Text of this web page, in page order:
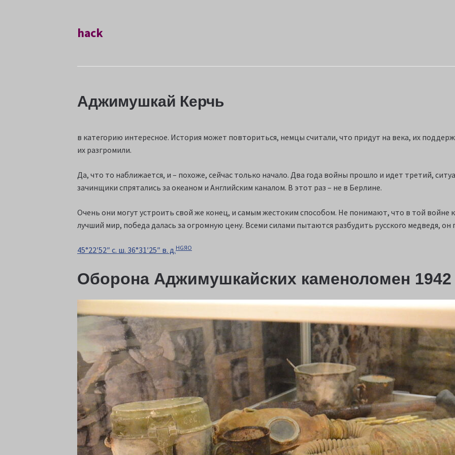
hack
Аджимушкай Керчь
в категорию интересное. История может повториться, немцы считали, что придут на века, их
их разгромили.
Да, что то наближается, и – похоже, сейчас только начало. Два года войны прошло и идет третий,
зачинщики спрятались за океаном и Английским каналом. В этот раз – не в Берлине.
Очень они могут устроить свой же конец, и самым жестоким способом. Не понимают, что в той войне
лучший мир, победа далась за огромную цену. Всеми силами пытаются разбудить русского медведя, он
45°22′52″ с. ш. 36°31′25″ в. д.HGЯO
Оборона Аджимушкайских каменоломен 1942